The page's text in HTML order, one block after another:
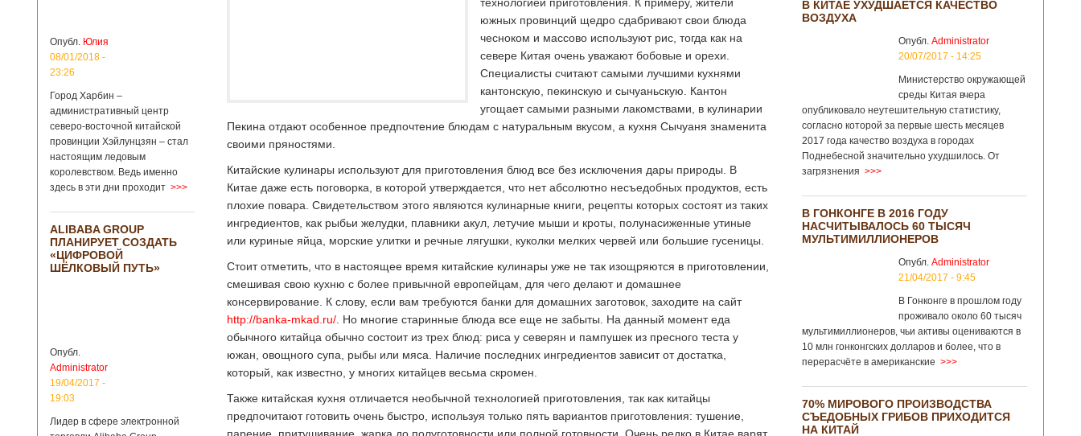
04/02/2020 - 15:45
Третий год
подряд Китай
становится
крупным
торговым
партнером
Германии
Как
свидетельствуют
данные, которые
Федеральным
статистическим
ведомством
Германии, в 2018
уже третий год
подряд. Объем
торговли между
Германией и
199,3 миллиарда
Опубл. Юлия
08/01/2018 -
23:26
Город Харбин –
административный центр
северо-восточной китайской
провинции Хэйлунцзян – стал
настоящим ледовым
королевством. Ведь именно
здесь в эти дни проходит >>>
ALIBABA GROUP
ПЛАНИРУЕТ СОЗДАТЬ
«ЦИФРОВОЙ
ШЁЛКОВЫЙ ПУТЬ»
Опубл.
Administrator
19/04/2017 -
19:03
Лидер в сфере электронной
южных провинций щедро сдабривают свои блюда
чесноком и массово используют рис, тогда как на
севере Китая очень уважают бобовые и орехи.
Специалисты считают самыми лучшими кухнями
кантонскую, пекинскую и сычуаньскую. Кантон
угощает самыми разными лакомствами, в кулинарии
Пекина отдают особенное предпочтение блюдам с натуральным вкусом, а кухня Сычуаня знаменита
своими пряностями.
Китайские кулинары используют для приготовления блюд все без исключения дары природы. В
Китае даже есть поговорка, в которой утверждается, что нет абсолютно несъедобных продуктов, есть
плохие повара. Свидетельством этого являются кулинарные книги, рецепты которых состоят из таких
ингредиентов, как рыбьи желудки, плавники акул, летучие мыши и кроты, полунасиженные утиные
или куриные яйца, морские улитки и речные лягушки, куколки мелких червей или большие гусеницы.
Стоит отметить, что в настоящее время китайские кулинары уже не так изощряются в приготовлении,
смешивая свою кухню с более привычной европейцам, для чего делают и домашнее
консервирование. К слову, если вам требуются банки для домашних заготовок, заходите на сайт
http://banka-mkad.ru/ . Но многие старинные блюда все еще не забыты. На данный момент еда
обычного китайца обычно состоит из трех блюд: риса у северян и пампушек из пресного теста у
южан, овощного супа, рыбы или мяса. Наличие последних ингредиентов зависит от достатка,
который, как известно, у многих китайцев весьма скромен.
Также китайская кухня отличается необычной технологией приготовления, так как китайцы
предпочитают готовить очень быстро, используя только пять вариантов приготовления: тушение,
В КИТАЕ УХУДШАЕТСЯ КАЧЕСТВО
ВОЗДУХА
Опубл. Administrator
20/07/2017 - 14:25
Министерство окружающей
среды Китая вчера
опубликовало неутешительную статистику,
согласно которой за первые шесть месяцев
2017 года качество воздуха в городах
Поднебесной значительно ухудшилось. От
загрязнения >>>
В ГОНКОНГЕ В 2016 ГОДУ
НАСЧИТЫВАЛОСЬ 60 ТЫСЯЧ
МУЛЬТИМИЛЛИОНЕРОВ
Опубл. Administrator
21/04/2017 - 9:45
В Гонконге в прошлом году
проживало около 60 тысяч
мультимиллионеров, чьи активы оцениваются в
10 млн гонконгских долларов и более, что в
перерасчёте в американские >>>
70% МИРОВОГО ПРОИЗВОДСТВА
СЪЕДОБНЫХ ГРИБОВ ПРИХОДИТСЯ
НА КИТАЙ